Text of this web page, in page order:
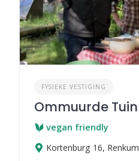
FYSIEKE VESTIGING
Ommuurde Tuin
vegan friendly
Kortenburg 16, Renkum